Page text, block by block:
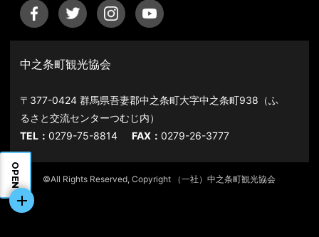
OPEN
中之条町観光協会
〒377-0424 群馬県吾妻郡中之条町大字中之条町938（ふ
るさと交流センターつむじ内）
TEL：0279-75-8814 FAX：0279-26-3777
©All Rights Reserved, Copyright （一社）中之条町観光協会